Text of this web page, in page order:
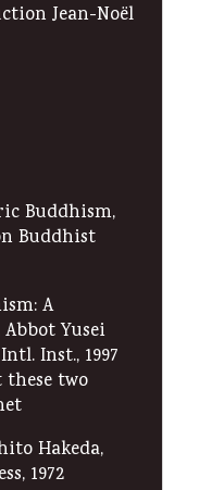
Jean-Noël
Buddhism,
Buddhist
A
Yusei
Inst., 1997
two
Hakeda,
1972